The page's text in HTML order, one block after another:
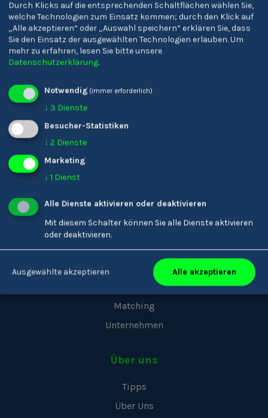
Florian Meran
Youkando
Menschen
Matching
Unternehmen
Über uns
Tipps
Über Uns
Durch Klicks auf die entsprechenden Schaltflächen wählen Sie,
welche Technologien zum Einsatz kommen; durch den Klick auf
„Alle akzeptieren“ oder „Auswahl speichern“ erklären Sie, dass
Sie den Einsatz der ausgewählten Technologien erlauben.Um
mehr zu erfahren, lesen Sie bitte unsere
Datenschutzerklärung.
Notwendig (immer erforderlich)
↓ 3 Dienste
Besucher-Statistiken
↓ 2 Dienste
Marketing
↓ 1 Dienst
Alle Dienste aktivieren oder deaktivieren
Mit diesem Schalter können Sie alle Dienste aktivieren
oder deaktivieren.
Ausgewählte akzeptieren Alle akzeptieren